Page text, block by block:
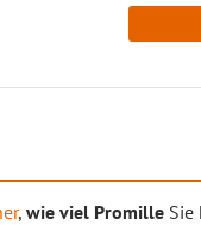
, wie viel Promille Sie